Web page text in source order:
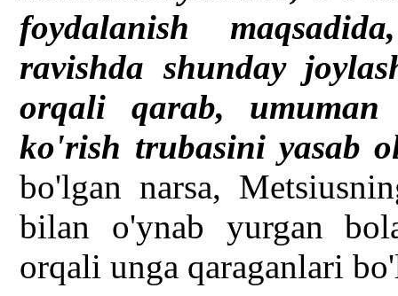
foydalanish
ravishda shunday
orqali qarab, umuman
ko'rish trubasini yasab
bo'lgan narsa,
bilan o'ynab yurgan
orqali unga qaraganlari